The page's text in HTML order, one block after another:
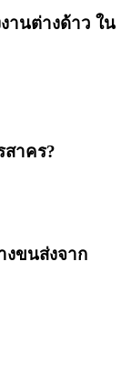
านต่างด้าว ใน
สาคร?
งขนส่งจาก